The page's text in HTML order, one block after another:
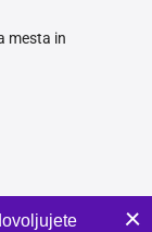
mesta in